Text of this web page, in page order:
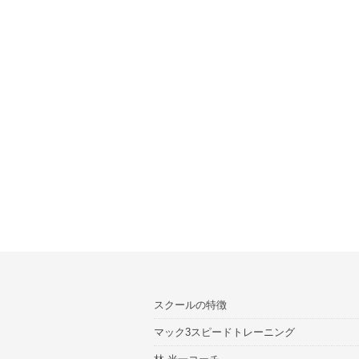
スクールの特徴
マック3スピードトレーニング